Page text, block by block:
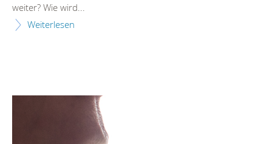
weiter? Wie wird...
Weiterlesen